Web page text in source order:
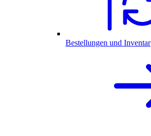
Bestellungen und Inventar